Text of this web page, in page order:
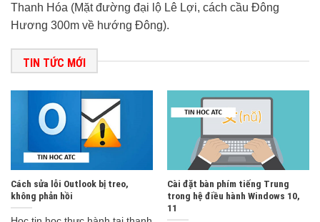
Thanh Hóa (Mặt đường đại lộ Lê Lợi, cách cầu Đông
Hương 300m về hướng Đông).
TIN TỨC MỚI
Cách sửa lỗi Outlook bị treo,
không phản hồi
Cài đặt bàn phím tiếng Trung
trong hệ điều hành Windows 10,
11